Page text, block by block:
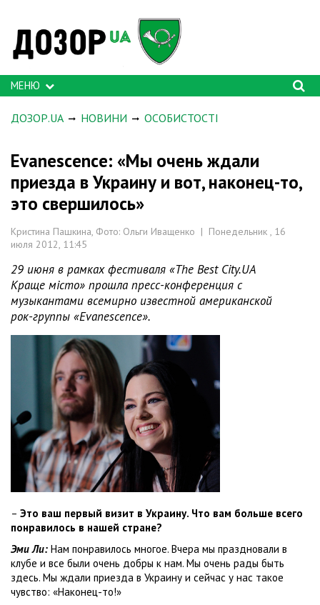
МЕНЮ
ДОЗОР.UA НОВИНИ ОСОБИСТОСТІ
Evanescence: «Мы очень ждали
приезда в Украину и вот, наконец-то,
это свершилось»
Кристина Пашкина, Фото: Ольги Иващенко | Понедельник , 16
июля 2012, 11:45
29 июня в рамках фестиваля «The Best City.UA
Краще місто» прошла пресс-конференция с
музыкантами всемирно известной американской
рок-группы «Evanescence».
– Это ваш первый визит в Украину. Что вам больше всего
понравилось в нашей стране?
Эми Ли: Нам понравилось многое. Вчера мы праздновали в
клубе и все были очень добры к нам. Мы очень рады быть
здесь. Мы ждали приезда в Украину и сейчас у нас такое
чувство: «Наконец-то!»